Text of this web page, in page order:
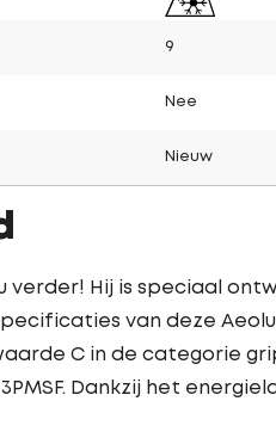
9
Nee
Nieuw
verder! Hij is speciaal
van deze
C in de categorie
Dankzij het